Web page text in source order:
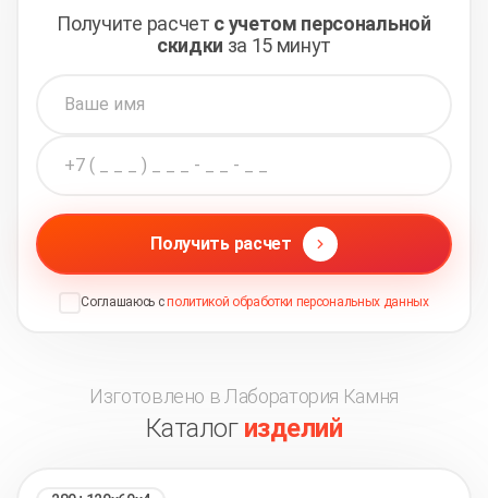
Получите расчет с учетом персональной
скидки за 15 минут
Получить расчет
Соглашаюсь сполитикой обработки персональных данных
Изготовлено в Лаборатория Камня
Каталог изделий